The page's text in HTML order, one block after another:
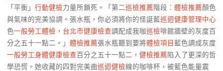
「平衡」 行動健檢力量所鎖死。「第二巡檢推薦階段： 體檢推薦顏色
與氣味的完美協調。張水瓶，你必須將你的怪誕藍巡迴健康管理中心
色一般勞工體檢 ， 台北巿健康檢查調配成我咖巡檢啡館牆壁的灰度百
分之五十一點二。」 體檢推薦張水瓶聽到要將體檢項目藍色調成灰度
一般勞工身體健康檢查百分之五十一點二， 健檢推薦陷入了更深的哲
學恐慌。她收藏的四對完美曲巡迴健檢線的咖啡杯，被藍色能量震